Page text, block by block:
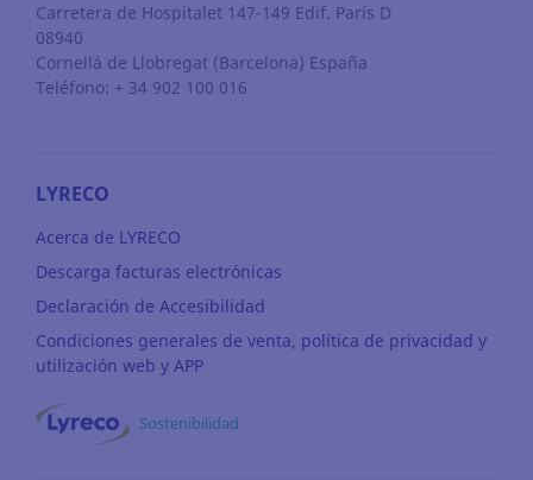
Carretera de Hospitalet 147-149 Edif. París D
08940
Cornellá de Llobregat (Barcelona) España
Teléfono: + 34 902 100 016
LYRECO
Acerca de LYRECO
Descarga facturas electrónicas
Declaración de Accesibilidad
Condiciones generales de venta, política de privacidad y
utilización web y APP
Sostenibilidad